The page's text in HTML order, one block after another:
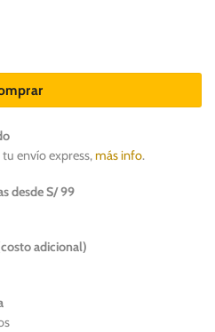
para el oído cantidad
envío express,más info.
desde S/ 99
adicional)